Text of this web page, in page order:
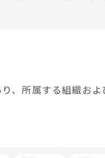
、所属する組織お